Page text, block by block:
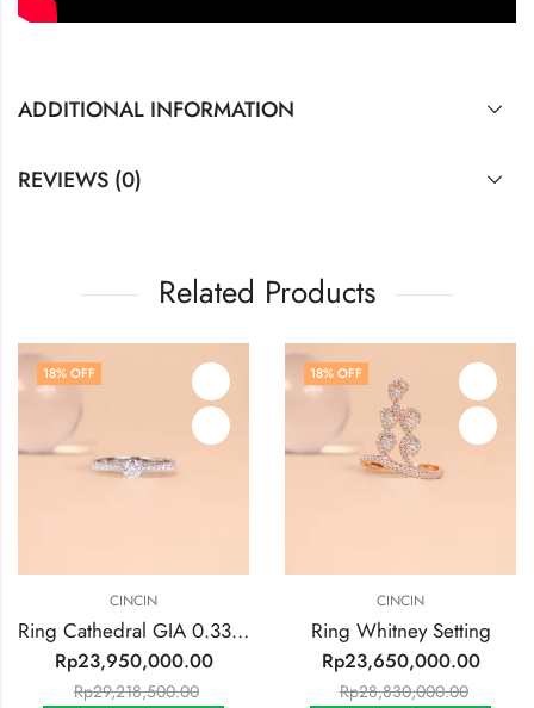
ADDITIONAL INFORMATION
REVIEWS (0)
Related Products
% OFF
CINCIN
Ring Cathedral GIA 0.33ct VVS2/F Collor
23,950,000.00
29,218,500.00
% OFF
CINCIN
Ring Whitney Setting
23,650,000.00
28,830,000.00